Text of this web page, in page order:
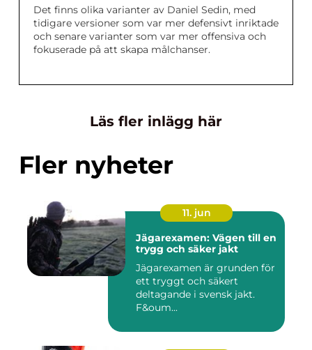
Det finns olika varianter av Daniel Sedin, med
tidigare versioner som var mer defensivt inriktade
och senare varianter som var mer offensiva och
fokuserade på att skapa målchanser.
Läs fler inlägg här
Fler nyheter
11. jun
Jägarexamen: Vägen till en
trygg och säker jakt
Jägarexamen är grunden för
ett tryggt och säkert
deltagande i svensk jakt.
F&oum...